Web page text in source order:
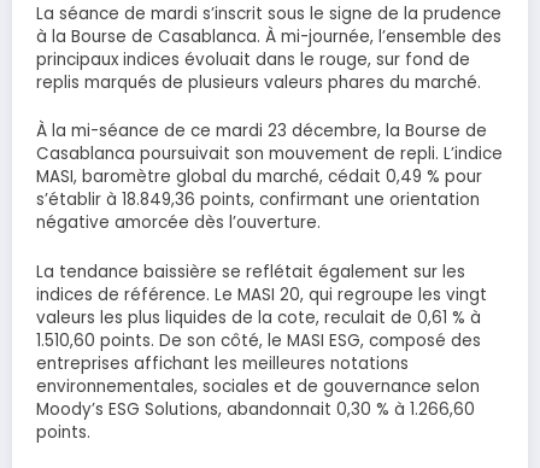
La séance de mardi s’inscrit sous le signe de la prudence
à la Bourse de Casablanca. À mi-journée, l’ensemble des
principaux indices évoluait dans le rouge, sur fond de
replis marqués de plusieurs valeurs phares du marché.
À la mi-séance de ce mardi 23 décembre, la Bourse de
Casablanca poursuivait son mouvement de repli. L’indice
MASI, baromètre global du marché, cédait 0,49 % pour
s’établir à 18.849,36 points, confirmant une orientation
négative amorcée dès l’ouverture.
La tendance baissière se reflétait également sur les
indices de référence. Le MASI 20, qui regroupe les vingt
valeurs les plus liquides de la cote, reculait de 0,61 % à
1.510,60 points. De son côté, le MASI ESG, composé des
entreprises affichant les meilleures notations
environnementales, sociales et de gouvernance selon
Moody’s ESG Solutions, abandonnait 0,30 % à 1.266,60
points.